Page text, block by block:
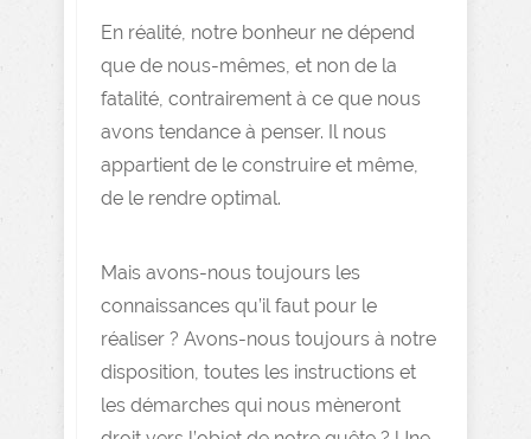
En réalité, notre bonheur ne dépend
que de nous-mêmes, et non de la
fatalité, contrairement à ce que nous
avons tendance à penser. Il nous
appartient de le construire et même,
de le rendre optimal.
Mais avons-nous toujours les
connaissances qu’il faut pour le
réaliser ? Avons-nous toujours à notre
disposition, toutes les instructions et
les démarches qui nous mèneront